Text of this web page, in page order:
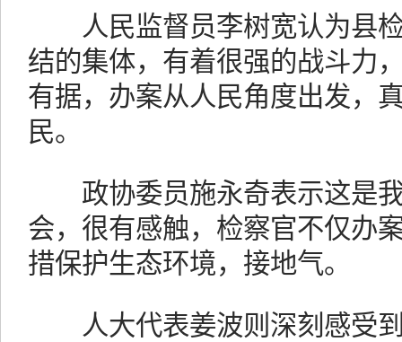
人民监督员李树宽认为县检
结的集体，有着很强的战斗力
有据，办案从人民角度出发，
民。
政协委员施永奇表示这是我
会，很有感触，检察官不仅办
措保护生态环境，接地气。
人大代表姜波则深刻感受到